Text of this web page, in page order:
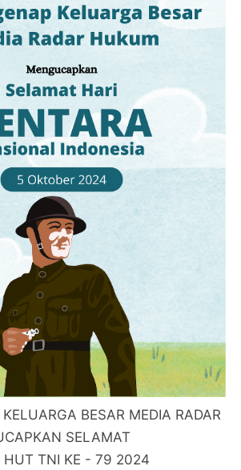
BESAR MEDIA RADAR
SELAMAT
HUT TNI KE - 79 2024